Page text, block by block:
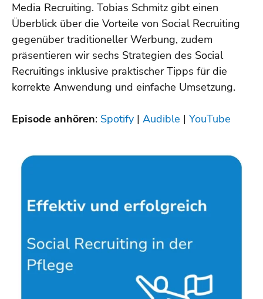
Media Recruiting. Tobias Schmitz gibt einen
Überblick über die Vorteile von Social Recruiting
gegenüber traditioneller Werbung, zudem
präsentieren wir sechs Strategien des Social
Recruitings inklusive praktischer Tipps für die
korrekte Anwendung und einfache Umsetzung.
Episode anhören: Spotify | Audible | YouTube